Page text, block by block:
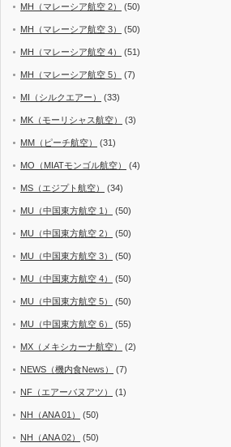
MH（マレーシア航空 2） (50)
MH（マレーシア航空 3） (50)
MH（マレーシア航空 4） (51)
MH（マレーシア航空 5） (7)
MI（シルクエアー） (33)
MK（モーリシャス航空） (3)
MM（ピーチ航空） (31)
MO（MIATモンゴル航空） (4)
MS（エジプト航空） (34)
MU（中国東方航空 1） (50)
MU（中国東方航空 2） (50)
MU（中国東方航空 3） (50)
MU（中国東方航空 4） (50)
MU（中国東方航空 5） (50)
MU（中国東方航空 6） (55)
MX（メキシカーナ航空） (2)
NEWS（機内食News） (7)
NF（エアーバヌアツ） (1)
NH（ANA 01） (50)
NH（ANA 02） (50)